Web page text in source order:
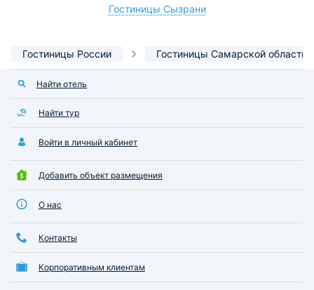
Гостиницы Сызрани
Гостиницы России Гостиницы Самарской области
Найти отель
Найти тур
Войти в личный кабинет
Добавить объект размещения
О нас
Контакты
Корпоративным клиентам